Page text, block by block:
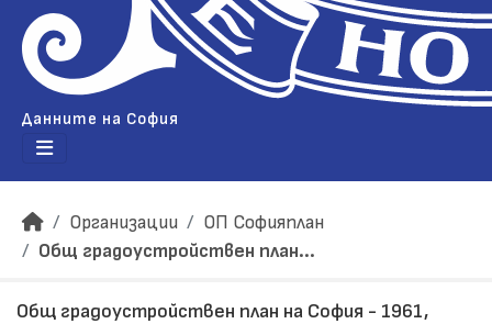
Данните на София
Организации
ОП Софияплан
Общ градоустройствен план...
Общ градоустройствен план на София - 1961,